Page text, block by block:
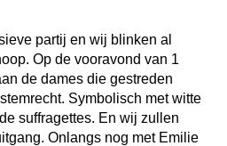
partij en wij blinken al
Op de vooravond van 1
de dames die gestreden
Symbolisch met witte
suffragettes. En wij zullen
Onlangs nog met Emilie